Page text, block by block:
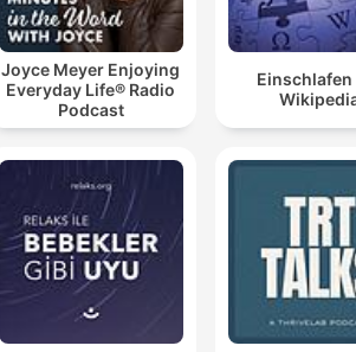
Joyce Meyer Enjoying
Everyday Life® Radio
Podcast